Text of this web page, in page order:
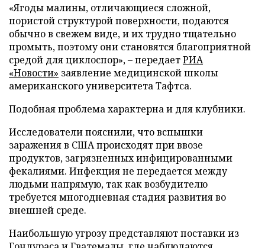
«Ягоды малины, отличающиеся сложной,
пористой структурой поверхности, подаются
обычно в свежем виде, и их трудно тщательно
промыть, поэтому они становятся благоприятной
средой для циклоспор», – передаетРИА
«Новости» заявление медицинской школы
американского университета Тафтса.
Подобная проблема характерна и для клубники.
Исследователи пояснили, что вспышки
заражения в США происходят при ввозе
продуктов, загрязненных инфицированными
фекалиями. Инфекция не передается между
людьми напрямую, так как возбудителю
требуется многодневная стадия развития во
внешней среде.
Наибольшую угрозу представляют поставки из